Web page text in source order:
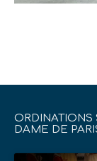
ORDINATIONS
DAME DE